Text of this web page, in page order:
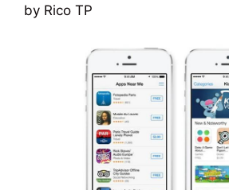
by Rico TP